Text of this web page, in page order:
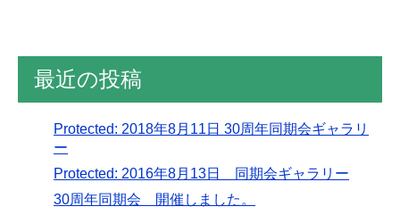
最近の投稿
Protected: 2018年8月11日 30周年同期会ギャラリ
ー
Protected: 2016年8月13日 同期会ギャラリー
30周年同期会 開催しました。